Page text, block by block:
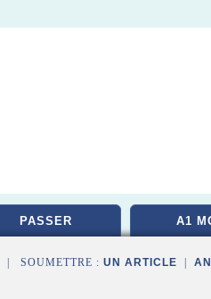
PASSER A1
| SOUMETTRE : UN ARTICLE